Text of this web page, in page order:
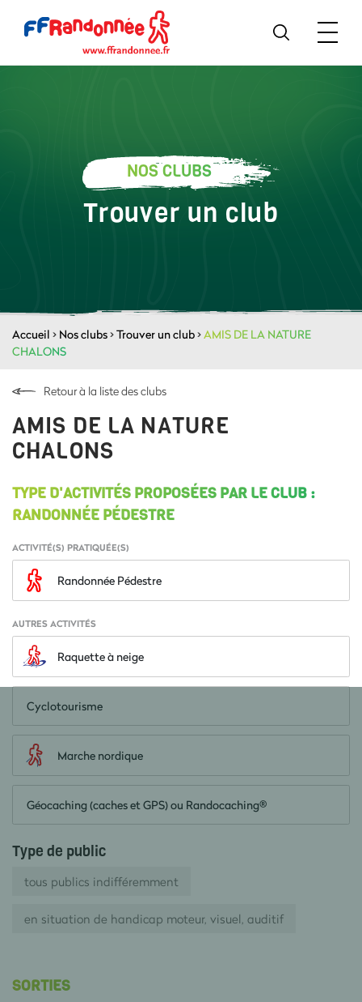
NOS CLUBS
Trouver un club
Accueil > Nos clubs>Trouver un club>AMIS DE LA NATURE
CHALONS
Retour à la liste des clubs
AMIS DE LA NATURE
CHALONS
TYPE D'ACTIVITÉS PROPOSÉES PAR LE CLUB :
RANDONNÉE PÉDESTRE
ACTIVITÉ(S) PRATIQUÉE(S)
Randonnée Pédestre
AUTRES ACTIVITÉS
Raquette à neige
Cyclotourisme
Marche nordique
Géocaching (caches et GPS) ou Randocaching®
Type de public
tous publics indifféremment
en situation de handicap moteur, visuel, auditif
SORTIES